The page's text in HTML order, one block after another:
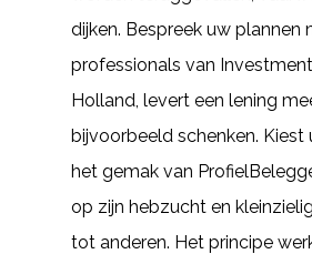
dijken. Bespreek uw plannen
professionals van
Holland, levert een lening
bijvoorbeeld schenken. Kiest
het gemak van
op zijn hebzucht en
tot anderen. Het principe